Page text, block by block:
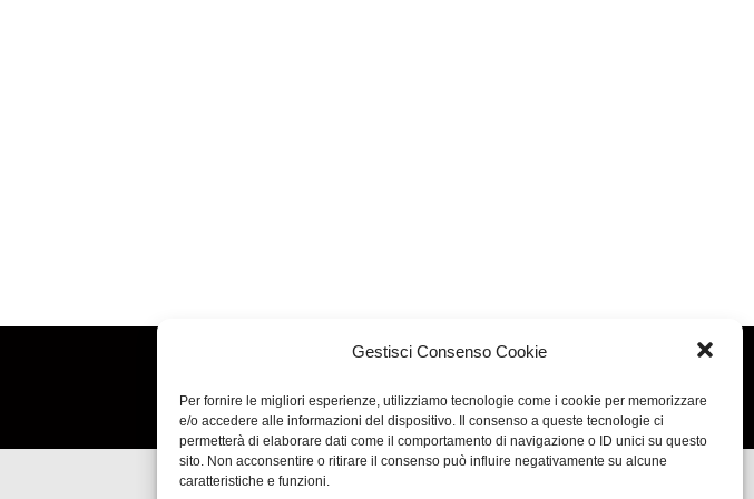
Gestisci Consenso Cookie
Per fornire le migliori esperienze, utilizziamo tecnologie come i cookie per memorizzare
e/o accedere alle informazioni del dispositivo. Il consenso a queste tecnologie ci
permetterà di elaborare dati come il comportamento di navigazione o ID unici su questo
sito. Non acconsentire o ritirare il consenso può influire negativamente su alcune
caratteristiche e funzioni.
Cookie & Privacy Policy